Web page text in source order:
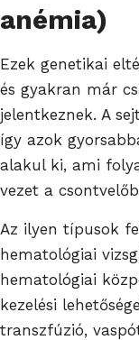
anémia)
Ezek genetikai
és gyakran már
jelentkeznek. A
így azok
alakul ki, ami
vezet a
Az ilyen típusok
hematológiai
hematológiai
kezelési
transzfúzió,